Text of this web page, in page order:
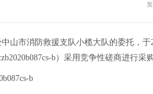
山市消防救援支队小榄大队的委托，
b）采用竞争性磋商进行采
b